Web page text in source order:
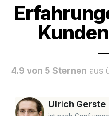
4.9 von 5 Sternen aus
Ulrich Gerste